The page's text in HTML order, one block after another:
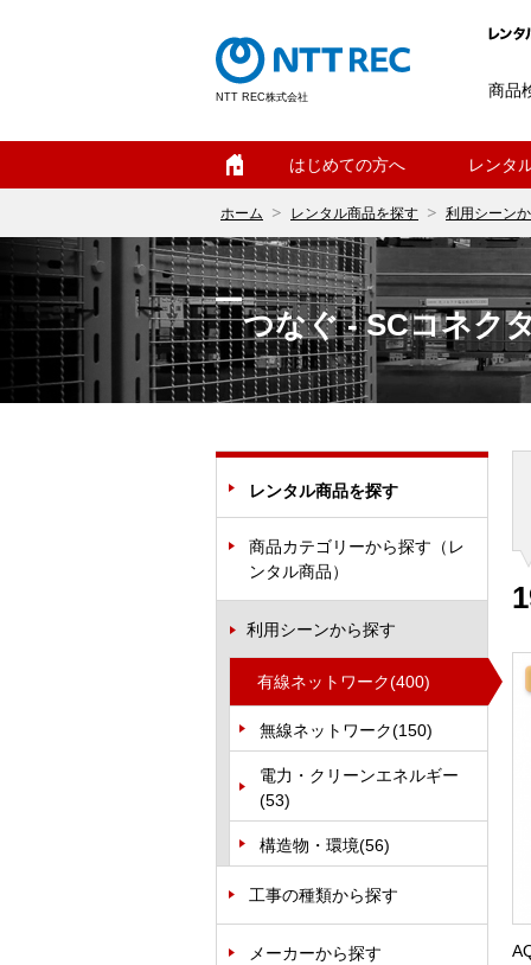
NTT REC株式会社 商品
はじめての方へ レンタ
ホーム レンタル商品を探す 利用シーン
つなぐ - SCコネク
レンタル商品を探す
商品カテゴリーから探す（レ
ンタル商品）
利用シーンから探す
有線ネットワーク(400)
無線ネットワーク(150)
電力・クリーンエネルギー
(53)
構造物・環境(56)
工事の種類から探す
メーカーから探す